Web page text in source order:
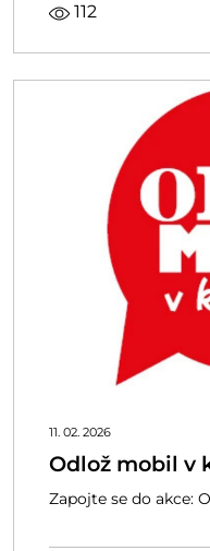
112
11. 02. 2026
Odlož mobil v
Zapojte se do akce: